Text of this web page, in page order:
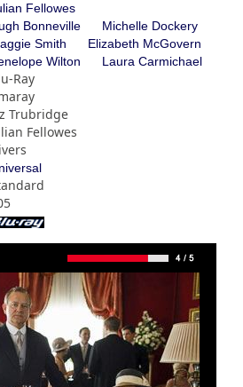
Fellowes
Bonneville
Michelle Dockery
Smith
Elizabeth McGovern
Wilton
Laura Carmichael
Ray
Trubridge
Fellowes